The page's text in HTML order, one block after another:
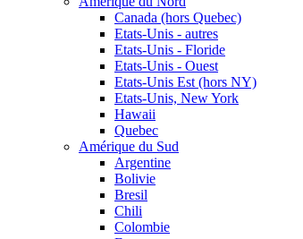
Canada (hors Quebec)
Etats-Unis - autres
Etats-Unis - Floride
Etats-Unis - Ouest
Etats-Unis Est (hors NY)
Etats-Unis, New York
Hawaii
Quebec
Amérique du Sud
Argentine
Bolivie
Bresil
Chili
Colombie